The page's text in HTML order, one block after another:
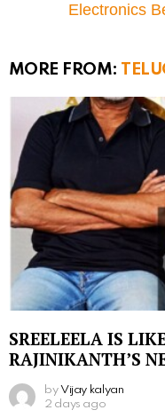
Electronics
MORE FROM:
SREELEELA IS
RAJINIKANTH’S
by Vijay kalyan
2 days ago